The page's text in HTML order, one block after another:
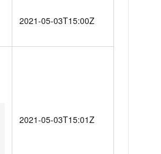
2021-05-03T15:00Z
2021-05-03T15:01Z